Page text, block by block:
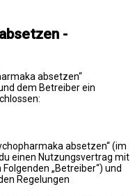
-
absetzen“
dem Betreiber ein
absetzen“ (im
einen Nutzungsvertrag mit
„Betreiber“) und
Regelungen